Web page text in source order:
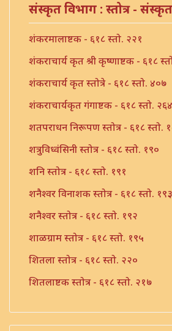
संस्कृत विभाग : स्तोत्र - संस्कृत
शंकरमालाष्टक - ६१८ स्तो. २२१
शंकराचार्य कृत श्री कृष्णाष्टक - ६१८
शंकराचार्य कृत स्तोत्रे - ६१८ स्तो. ४०७
शंकराचार्यकृत गंगाष्टक - ६१८ स्तो. २६४
शतपराधन निरूपण स्तोत्र - ६१८ स्तो.
शत्रुविध्वंसिनी स्तोत्र - ६१८ स्तो. १९०
शनि स्तोत्र - ६१८ स्तो. १९१
शनैश्वर विनाशक स्तोत्र - ६१८ स्तो. १९३
शनैश्वर स्तोत्र - ६१८ स्तो. १९२
शाळग्राम स्तोत्र - ६१८ स्तो. १९५
शितला स्तोत्र - ६१८ स्तो. २२०
शितलाष्टक स्तोत्र - ६१८ स्तो. २१७
शिव नामावली - ६१८ स्तो. ३९०